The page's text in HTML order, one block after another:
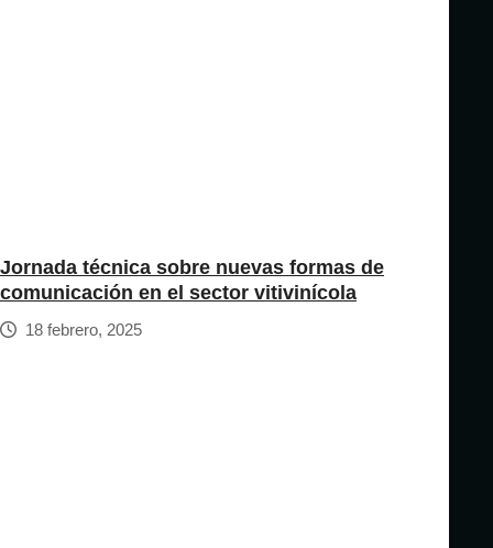
Jornada técnica sobre nuevas formas de
comunicación en el sector vitivinícola
18 febrero, 2025